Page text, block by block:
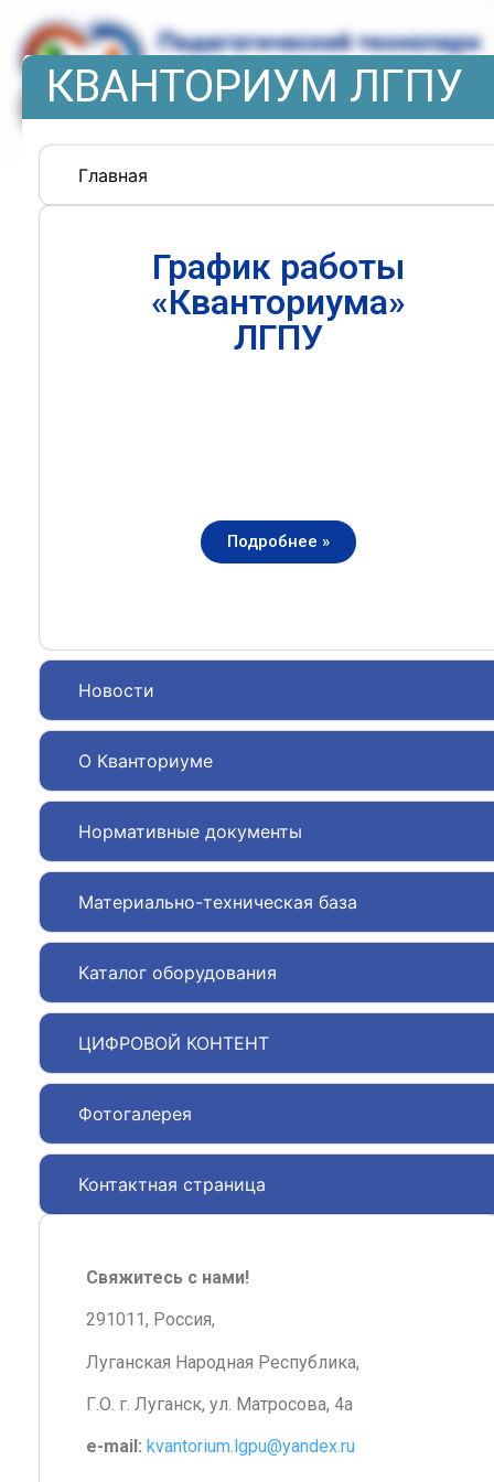
КВАНТОРИУМ ЛГПУ
Главная
Новости
О Кванториуме
Нормативные документы
Материально-техническая база
Каталог оборудования
ЦИФРОВОЙ КОНТЕНТ
Фотогалерея
Контактная страница
График работы
«Кванториума»
ЛГПУ
Подробнее »
Свяжитесь с нами!
291011, Россия,
Луганская Народная Республика,
Г.О. г. Луганск, ул. Матросова, 4а
e-mail: kvantorium.lgpu@yandex.ru